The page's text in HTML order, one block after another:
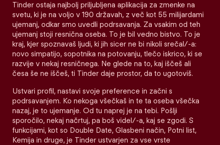
Tinder ostaja najbolj priljubljena aplikacija za zmenke na
svetu, ki je na voljo v 190 državah, z več kot 55 milijardami
ujemanj, odkar smo uvedli podrsavanja. Za vsakim od teh
ujemanj stoji resnična oseba. To je bil vedno bistvo. To je
kraj, kjer spoznavaš ljudi, ki jih sicer ne bi nikoli srečal/-a:
novo simpatijo, sopotnika na potovanju, tlečo iskrico, ki se
razvije v nekaj resničnega. Ne glede na to, kaj iščeš ali
česa še ne iščeš, ti Tinder daje prostor, da to ugotoviš.
Ustvari profil, nastavi svoje preference in začni s
podrsavanjem. Ko nekoga všečkaš in te ta oseba všečka
nazaj, je to ujemanje. Od tu naprej je na tebi. Pošlji
sporočilo, nekaj načrtuj, pa boš videl/-a, kaj se zgodi. S
funkcijami, kot so Double Date, Glasbeni način, Potni list,
Kemija in druge, je Tinder ustvarjen za vse vrste